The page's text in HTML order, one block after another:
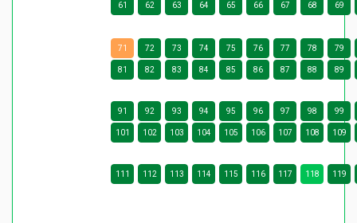
61 62 63 64 65 66 67 68 69
71 72 73 74 75 76 77 78 79
81 82 83 84 85 86 87 88 89
91 92 93 94 95 96 97 98 99
101 102 103 104 105 106 107 108 109
111 112 113 114 115 116 117 118 119